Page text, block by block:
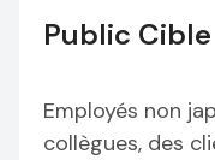
Public Cible
Employés non
collègues, des